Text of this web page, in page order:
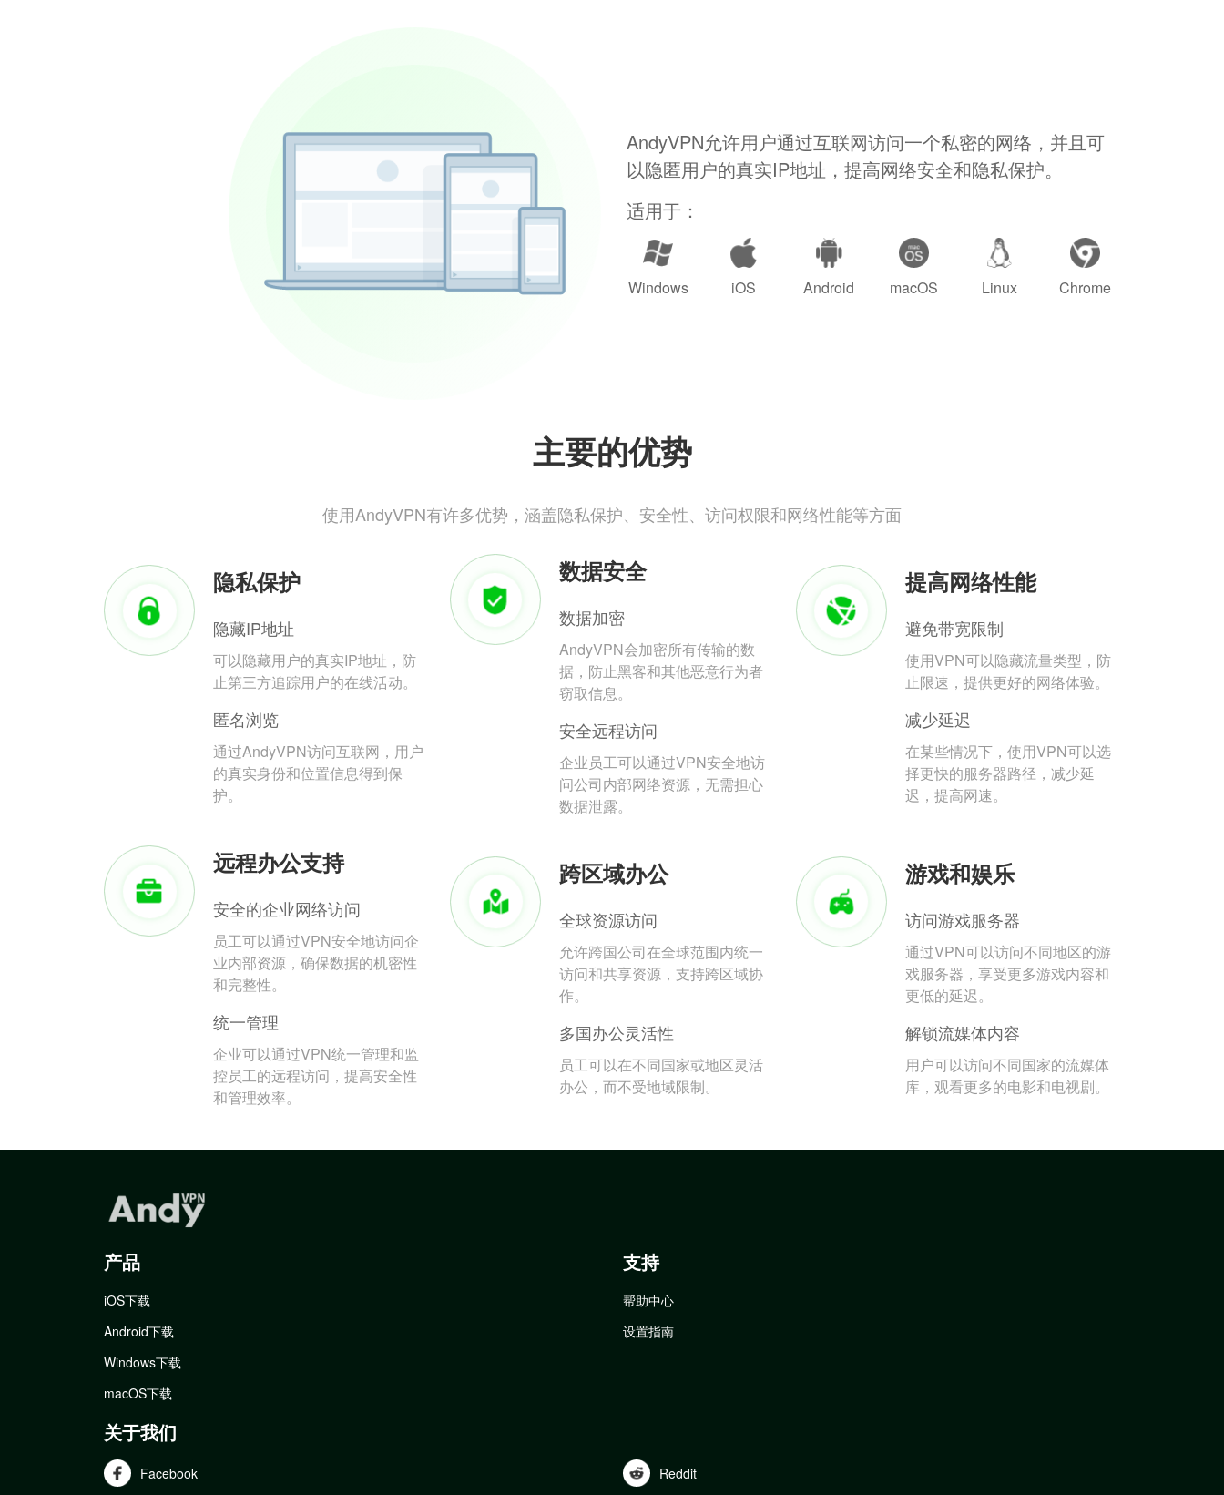
AndyVPN允许用户通过互联网访问一个私密的网络，并且可
以隐匿用户的真实IP地址，提高网络安全和隐私保护。
适用于：
Windows iOS Android macOS Linux Chrome
主要的优势
使用AndyVPN有许多优势，涵盖隐私保护、安全性、访问权限和网络性能等方面
隐私保护
隐藏IP地址
可以隐藏用户的真实IP地址，防
止第三方追踪用户的在线活动。
匿名浏览
通过AndyVPN访问互联网，用户
的真实身份和位置信息得到保
护。
数据安全
数据加密
AndyVPN会加密所有传输的数
据，防止黑客和其他恶意行为者
窃取信息。
安全远程访问
企业员工可以通过VPN安全地访
问公司内部网络资源，无需担心
数据泄露。
提高网络性能
避免带宽限制
使用VPN可以隐藏流量类型，防
止限速，提供更好的网络体验。
减少延迟
在某些情况下，使用VPN可以选
择更快的服务器路径，减少延
迟，提高网速。
远程办公支持
安全的企业网络访问
员工可以通过VPN安全地访问企
业内部资源，确保数据的机密性
和完整性。
统一管理
企业可以通过VPN统一管理和监
控员工的远程访问，提高安全性
和管理效率。
跨区域办公
全球资源访问
允许跨国公司在全球范围内统一
访问和共享资源，支持跨区域协
作。
多国办公灵活性
员工可以在不同国家或地区灵活
办公，而不受地域限制。
游戏和娱乐
访问游戏服务器
通过VPN可以访问不同地区的游
戏服务器，享受更多游戏内容和
更低的延迟。
解锁流媒体内容
用户可以访问不同国家的流媒体
库，观看更多的电影和电视剧。
产品
iOS下载
Android下载
Windows下载
macOS下载
支持
帮助中心
设置指南
关于我们
Facebook Reddit